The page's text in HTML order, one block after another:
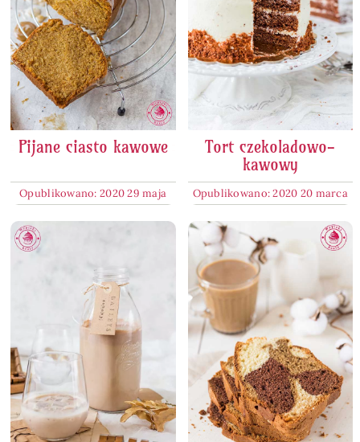
Pijane ciasto kawowe
Opublikowano: 2020 29 maja
Tort czekoladowo-
kawowy
Opublikowano: 2020 20 marca